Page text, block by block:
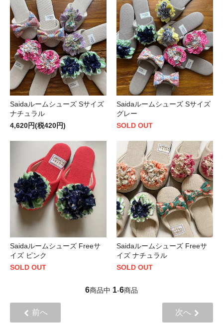
Saidaルームシューズ Sサイズ
ナチュラル
4,620円(税420円)
Saidaルームシューズ Sサイズ
グレー
SOLD OUT
Saidaルームシューズ Freeサ
イズ ピンク
SOLD OUT
Saidaルームシューズ Freeサ
イズ ナチュラル
SOLD OUT
6商品中 1-6商品
前へ 次へ